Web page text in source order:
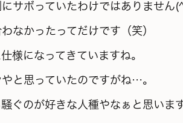
サボっていたわけではありません
なかったってだけです（笑）
様になってきていますね。
と思っていたのですがね…。
ぐのが好きな人種やなぁと思います